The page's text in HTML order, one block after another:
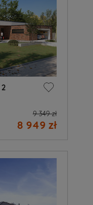
2
9 349 zł
8 949 zł